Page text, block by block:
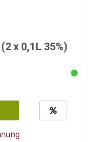
x 0,1L 35%)